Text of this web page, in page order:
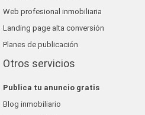
Web profesional inmobiliaria
Landing page alta conversión
Planes de publicación
Otros servicios
Publica tu anuncio gratis
Blog inmobiliario